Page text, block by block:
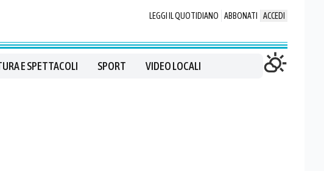
LEGGI IL QUOTIDIANO ABBONATI ACCEDI
E SPETTACOLI SPORT VIDEO LOCALI